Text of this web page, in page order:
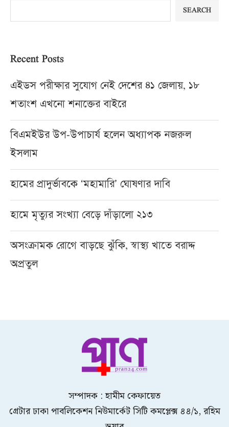
SEARCH
Recent Posts
এইডস পরীক্ষার সুযোগ নেই দেশের ৪১ জেলায়, ১৮
শতাংশ এখনো শনাক্তের বাইরে
বিএমইউর উপ-উপাচার্য হলেন অধ্যাপক নজরুল
ইসলাম
হামের প্রাদুর্ভাবকে ‘মহামারি’ ঘোষণার দাবি
হামে মৃত্যুর সংখ্যা বেড়ে দাঁড়ালো ২১৩
অসংক্রামক রোগে বাড়ছে ঝুঁকি, স্বাস্থ্য খাতে বরাদ্দ
অপ্রতুল
সম্পাদক : হামীম কেফায়েত
গ্রেটার ঢাকা পাবলিকেশন নিউমার্কেট সিটি কমপ্লেক্স ৪৪/১, রহিম